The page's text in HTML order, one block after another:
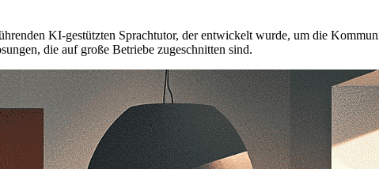
KI-gestützten Sprachtutor, der entwickelt wurde, um die
die auf große Betriebe zugeschnitten sind.